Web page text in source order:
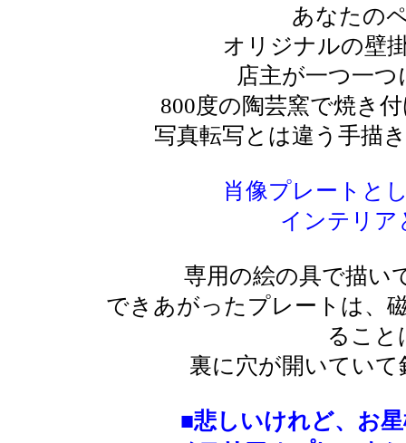
あなたの
オリジナルの壁
店主が一つ一
800度の陶芸窯で焼き
写真転写とは違う手描
肖像プレートと
インテリア
専用の絵の具で描い
できあがったプレートは、
ること
裏に穴が開いてい
■悲しいけれど、お